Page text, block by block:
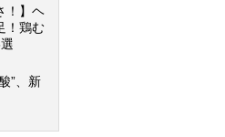
！】ヘ
！鶏む
”、新